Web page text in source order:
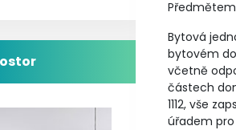
Bytová
bytovém
včetně
částech
1112, vše
úřadem pro